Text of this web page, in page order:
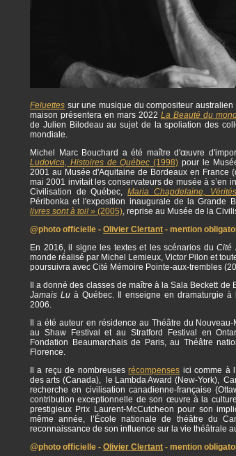
Feluettes sur une musique du compositeur
maison présentera en mars 2022 La Beauté du
de Julien Bilodeau au sujet de la spoliation des
mondiale.
Michel Marc Bouchard a été maître d'œuvre
Ludovica, Histoires de Québec (1998) pour le
2001 au Musée d'Aquitaine de Bordeaux en France
mai 2001 invitait les conservateurs de musée à s’en
Civilisation de Québec,Maria Chapdelaine,
Péribonka et l'exposition inaugurale de la Grande
livres sont à toi! » (2005) , reprise au Musée de la
@photo officielle - Olivier Clertant - mention
En 2016, il signe les textes et les scénarios duCité
monde réalisé par Michel Lemieux, Victor Pilon et
poursuivra avec Cité Mémoire Pointe-aux-trembles
Il a donné des classes de maître à la Sala Beckett de
Jamais Lu à Québec. Il enseigne en dramaturgie
2006.
Il a été auteur en résidence au Théâtre du Nouveau-
au Shaw Festival et au Stratford Festival en
Fondation Beaumarchais de Paris, au Théâtre
Florence.
Il a reçu de nombreusesrécompenses ici comme à
des arts (Canada), le Lambda Award (New-York),
recherche en civilisation canadienne-française
contribution exceptionnelle de son œuvre à la
prestigieux Prix Laurent-McCutcheon pour son
même année, l’École nationale de théâtre du
reconnaissance de son influence sur la vie théâtrale
@photo officielle - Olivier Clertant - mention